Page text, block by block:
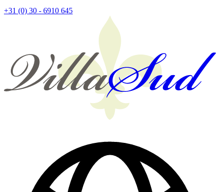
+31 (0) 30 - 6910 645